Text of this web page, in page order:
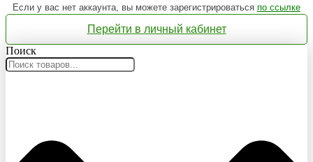
Если у вас нет аккаунта, вы можете зарегистрироваться по ссылке
Перейти в личный кабинет
Поиск